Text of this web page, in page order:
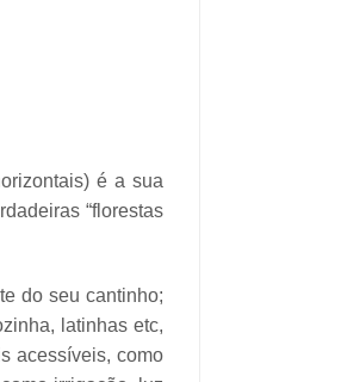
é a sua
“florestas
do seu cantinho;
latinhasetc,
acessíveis, como